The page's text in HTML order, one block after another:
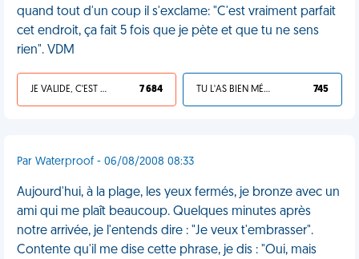
quand tout d'un coup il s'exclame: "C'est vraiment parfait
cet endroit, ça fait 5 fois que je pète et que tu ne sens
rien". VDM
JE VALIDE, C'EST UNE VDM 7 684 TU L'AS BIEN MÉRITÉ 745
Par Waterproof - 06/08/2008 08:33
Aujourd'hui, à la plage, les yeux fermés, je bronze avec un
ami qui me plaît beaucoup. Quelques minutes après
notre arrivée, je l'entends dire : "Je veux t'embrasser".
Contente qu'il me dise cette phrase, je dis : "Oui, mais